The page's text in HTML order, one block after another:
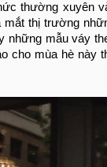
thường xuyên
thị trường
mẫu váy
cho mùa hè này